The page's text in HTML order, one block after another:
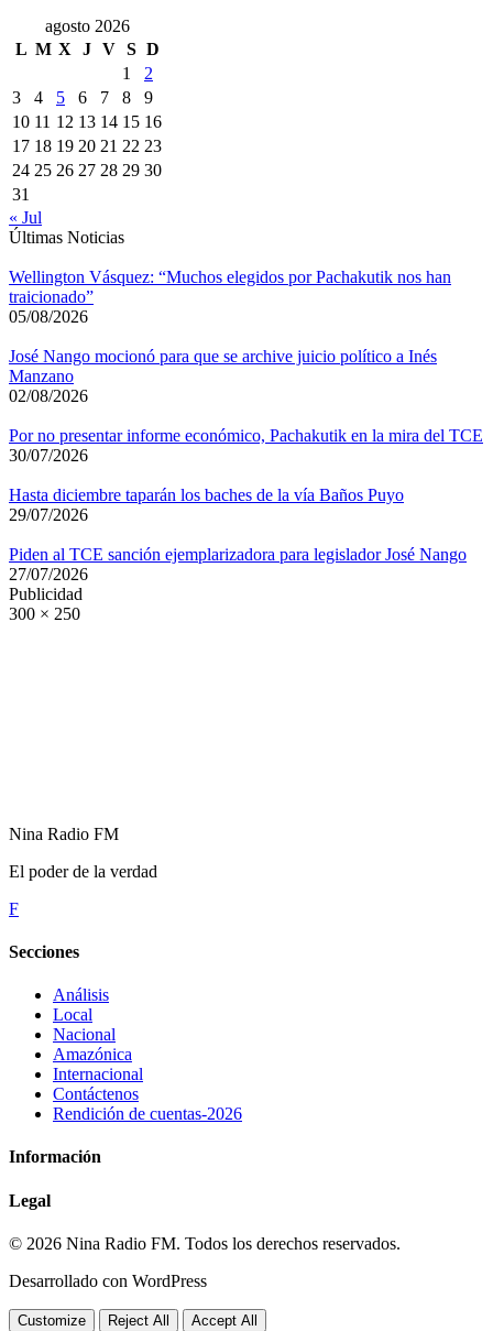
agosto 2026
L M X J V S D
1
2
3
4 5 6 7 8
9
10 11 12 13 14 15 16
17 18 19 20 21 22 23
24 25 26 27 28 29 30
31
« Jul
Últimas Noticias
Wellington Vásquez: “Muchos elegidos por Pachakutik nos han
traicionado”
05/08/2026
José Nango mocionó para que se archive juicio político a Inés
Manzano
02/08/2026
Por no presentar informe económico, Pachakutik en la mira del TCE
30/07/2026
Hasta diciembre taparán los baches de la vía Baños Puyo
29/07/2026
Piden al TCE sanción ejemplarizadora para legislador José Nango
27/07/2026
Publicidad
300 × 250
Nina Radio FM
El poder de la verdad
F
Secciones
Análisis
Local
Nacional
Amazónica
Internacional
Contáctenos
Rendición de cuentas-2026
Información
Legal
© 2026 Nina Radio FM. Todos los derechos reservados.
Desarrollado con WordPress
Customize Reject All Accept All